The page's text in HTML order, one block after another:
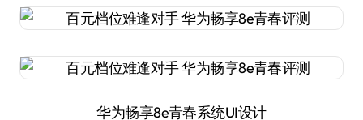
华为畅享8e青春系统UI设计